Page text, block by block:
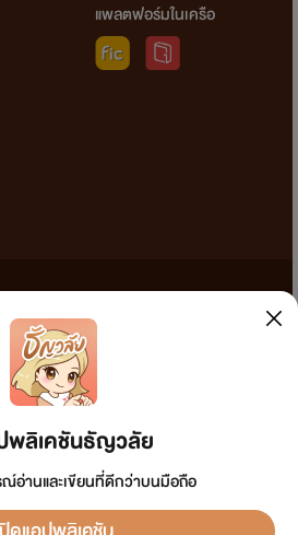
พลิเคชันธัญวลัย
อ่านและเขียนที่ดีกว่าบนมือถือ
แพลตฟอร์มในเครือ
ดชอบต่อข้อความใดๆ ทั้งสิ้น ดังนั้นผู้อ่านทุกท่านโปรดใช้
ละหากท่านพบข้อความใดๆ ที่ขัดต่อกฎหมายและศีลธรรม
พื่อทีมงานจะได้ดำเนินการในทันที ทั้งนี้ ทางเว็บไซต์ขอสงวน
มเติม) พ.ศ.2558